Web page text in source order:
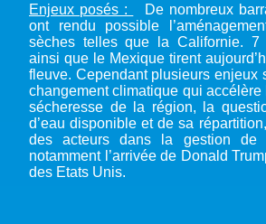
Enjeux posés :
De nombreux
ont rendu possible
sèches telles que la Californie. 7
ainsi que le Mexique tirent
fleuve. Cependant plusieurs enjeux
changement climatique qui
sécheresse de la région, la
d’eau disponible et de sa
des acteurs dans la gestion de
notamment l’arrivée de Donald
des Etats Unis.